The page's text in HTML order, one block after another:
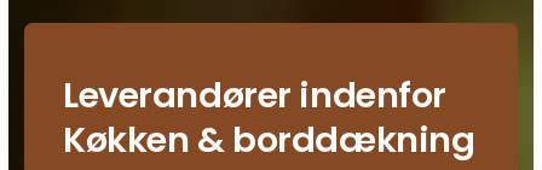
Leverandører indenfor
Køkken & borddækning